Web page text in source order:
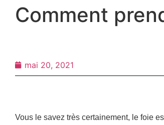
Comment
mai 20, 2021
Vous le savez très certainement, le foie